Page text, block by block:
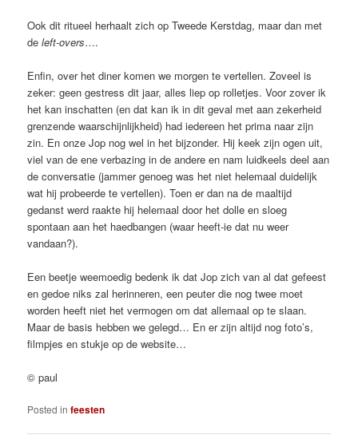
Ook dit ritueel herhaalt zich op Tweede Kerstdag, maar dan met
deleft-overs….
Enfin, over het diner komen we morgen te vertellen. Zoveel is
zeker: geen gestress dit jaar, alles liep op rolletjes. Voor zover ik
het kan inschatten (en dat kan ik in dit geval met aan zekerheid
grenzende waarschijnlijkheid) had iedereen het prima naar zijn
zin. En onze Jop nog wel in het bijzonder. Hij keek zijn ogen uit,
viel van de ene verbazing in de andere en nam luidkeels deel aan
de conversatie (jammer genoeg was het niet helemaal duidelijk
wat hij probeerde te vertellen). Toen er dan na de maaltijd
gedanst werd raakte hij helemaal door het dolle en sloeg
spontaan aan het haedbangen (waar heeft-ie dat nu weer
vandaan?).
Een beetje weemoedig bedenk ik dat Jop zich van al dat gefeest
en gedoe niks zal herinneren, een peuter die nog twee moet
worden heeft niet het vermogen om dat allemaal op te slaan.
Maar de basis hebben we gelegd… En er zijn altijd nog foto’s,
filmpjes en stukje op de website…
© paul
Posted in feesten